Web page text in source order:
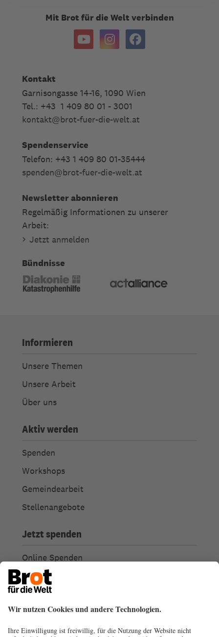
Mit Brot für die Welt verbinden
Kontakt
Garnisongasse 14-16, 1090 Wien
Tel.: +43 1 409 80 01 - 3001
kontakt@brot-fuer-die-welt.at
Spendenservice
Telefon: +43 1 409 80 01-35444
spenden@brot-fuer-die-welt.at
Newsletter abonnieren
Regelmäßig Informationen zu unserer
Arbeit:
Jetzt anmelden
Bündnisse
Informieren
Unsere Themen
Unsere Arbeit
Über uns
Aktiv werden
Spenden
Workshops
Gemeindearbeit
Stellenangebote
Jetzt spenden
Online Spenden
Weitere Spendenmöglichkeiten
Ich habe Fragen zu meiner Spende
Spendengütesiegel
Transparenz